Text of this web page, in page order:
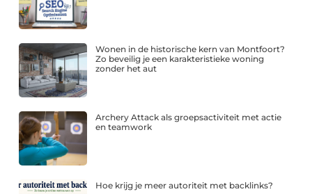
Wonen in de historische kern van Montfoort?
Zo beveilig je een karakteristieke woning
zonder het aut
Archery Attack als groepsactiviteit met actie
en teamwork
Hoe krijg je meer autoriteit met backlinks?